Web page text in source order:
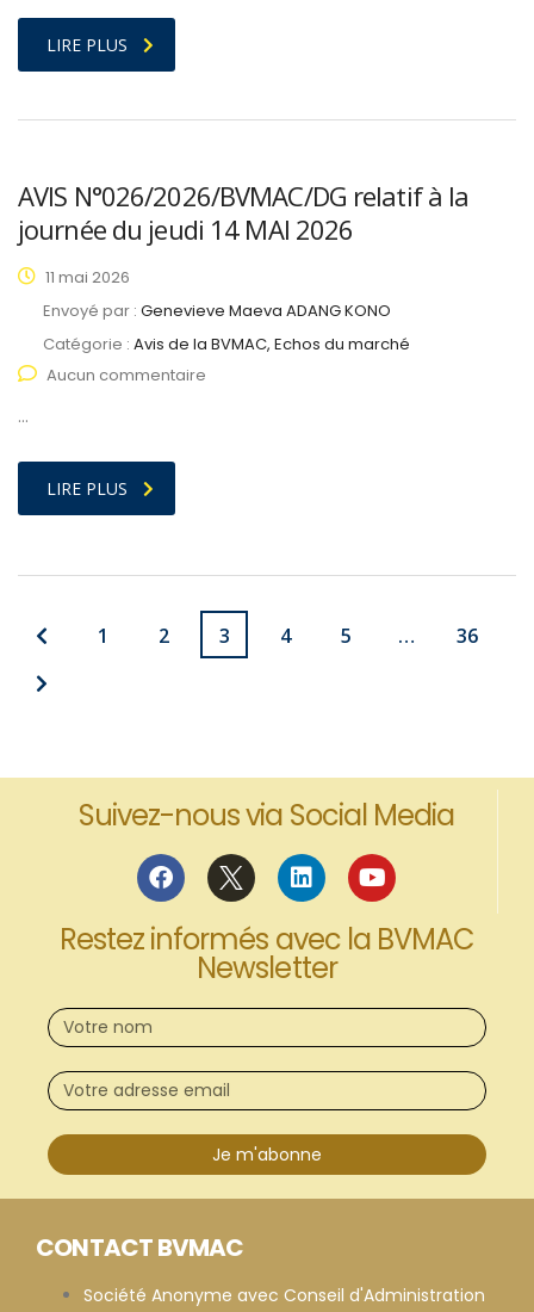
LIRE PLUS
AVIS N°026/2026/BVMAC/DG relatif à la
journée du jeudi 14 MAI 2026
11 mai 2026
Envoyé par : Genevieve Maeva ADANG KONO
Catégorie : Avis de la BVMAC, Echos du marché
Aucun commentaire
…
LIRE PLUS
1 2 3 4 5 … 36
Suivez-nous via Social Media
Restez informés avec la BVMAC
Newsletter
Je m'abonne
CONTACT BVMAC
Société Anonyme avec Conseil d'Administration